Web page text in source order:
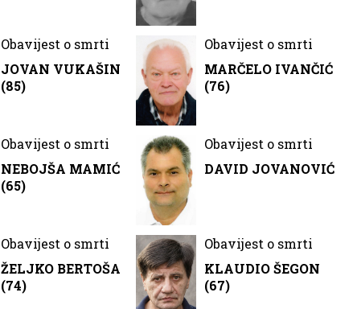
Obavijest o smrti
JOVAN VUKAŠIN
(85)
Obavijest o smrti
MARČELO IVANČIĆ
(76)
Obavijest o smrti
NEBOJŠA MAMIĆ
(65)
Obavijest o smrti
DAVID JOVANOVIĆ
Obavijest o smrti
ŽELJKO BERTOŠA
(74)
Obavijest o smrti
KLAUDIO ŠEGON
(67)